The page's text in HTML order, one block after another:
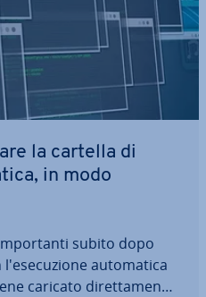
la cartella di
in modo
subito dopo
l'e­se­cu­zio­ne au­to­ma­ti­ca
caricato di­ret­ta­men­te